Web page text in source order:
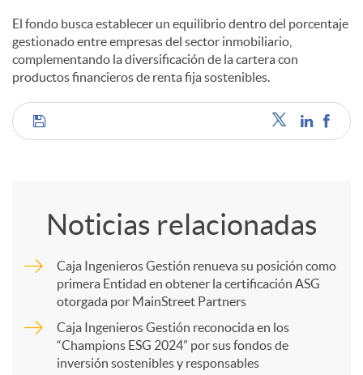
El fondo busca establecer un equilibrio dentro del porcentaje
gestionado entre empresas del sector inmobiliario,
complementando la diversificación de la cartera con
productos financieros de renta fija sostenibles.
C
m
Noticias relacionadas
Caja Ingenieros Gestión renueva su posición como
primera Entidad en obtener la certificación ASG
otorgada por MainStreet Partners
Caja Ingenieros Gestión reconocida en los
“Champions ESG 2024” por sus fondos de
inversión sostenibles y responsables